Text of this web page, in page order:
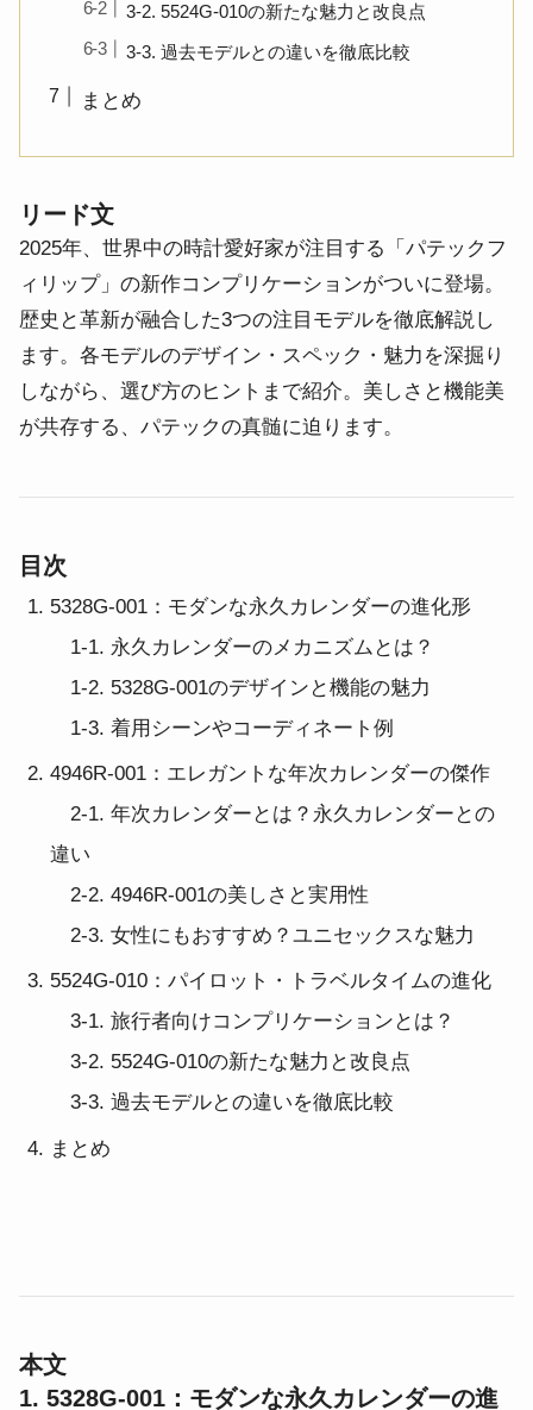
3-2. 5524G-010の新たな魅力と改良点
3-3. 過去モデルとの違いを徹底比較
まとめ
リード文
2025年、世界中の時計愛好家が注目する「パテックフ
ィリップ」の新作コンプリケーションがついに登場。
歴史と革新が融合した3つの注目モデルを徹底解説し
ます。各モデルのデザイン・スペック・魅力を深掘り
しながら、選び方のヒントまで紹介。美しさと機能美
が共存する、パテックの真髄に迫ります。
目次
5328G-001：モダンな永久カレンダーの進化形
1-1. 永久カレンダーのメカニズムとは？
1-2. 5328G-001のデザインと機能の魅力
1-3. 着用シーンやコーディネート例
4946R-001：エレガントな年次カレンダーの傑作
2-1. 年次カレンダーとは？永久カレンダーとの
違い
2-2. 4946R-001の美しさと実用性
2-3. 女性にもおすすめ？ユニセックスな魅力
5524G-010：パイロット・トラベルタイムの進化
3-1. 旅行者向けコンプリケーションとは？
3-2. 5524G-010の新たな魅力と改良点
3-3. 過去モデルとの違いを徹底比較
まとめ
本文
1. 5328G-001：モダンな永久カレンダーの進